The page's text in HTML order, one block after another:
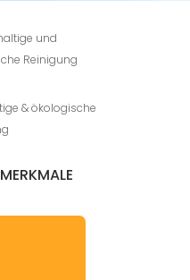
& ökologische